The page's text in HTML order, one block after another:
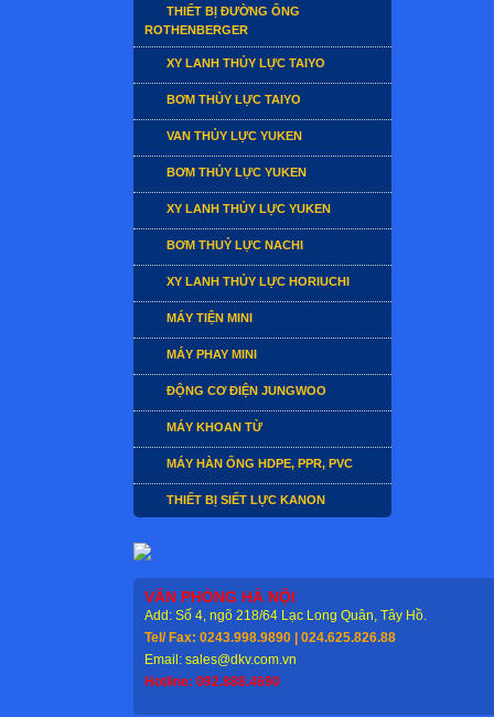
THIẾT BỊ ĐƯỜNG ỐNG
ROTHENBERGER
XY LANH THỦY LỰC TAIYO
BƠM THỦY LỰC TAIYO
VAN THỦY LỰC YUKEN
BƠM THỦY LỰC YUKEN
XY LANH THỦY LỰC YUKEN
BƠM THUỶ LỰC NACHI
XY LANH THỦY LỰC HORIUCHI
MÁY TIỆN MINI
MÁY PHAY MINI
ĐỘNG CƠ ĐIỆN JUNGWOO
MÁY KHOAN TỪ
MÁY HÀN ỐNG HDPE, PPR, PVC
THIẾT BỊ SIẾT LỰC KANON
VĂN PHÒNG HÀ NỘI
Add: Số 4, ngõ 218/64 Lạc Long Quân, Tây Hồ.
Tel/ Fax: 0243.998.9890 | 024.625.826.88
Email: sales@dkv.com.vn
Hotline: 092.888.4690